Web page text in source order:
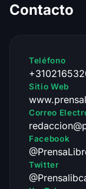
Contacto
Teléfono
Sitio Web
Correo
Facebook
Twitter